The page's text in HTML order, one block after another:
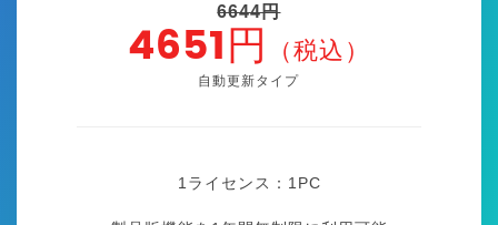
6644円
4651円 （税込）
自動更新タイプ
1ライセンス：1 PC